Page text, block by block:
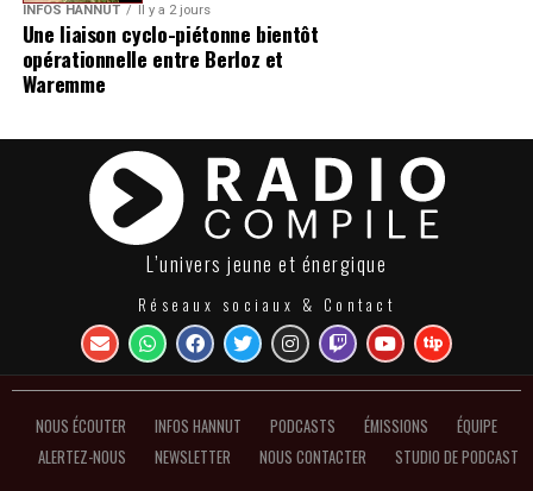
INFOS HANNUT Il y a 2 jours
Une liaison cyclo-piétonne bientôt
opérationnelle entre Berloz et
Waremme
L’univers jeune et énergique
Réseaux sociaux & Contact
NOUS ÉCOUTER INFOS HANNUT PODCASTS ÉMISSIONS
ÉQUIPE
ALERTEZ-NOUS
NEWSLETTER NOUS CONTACTER STUDIO DE PODCAST